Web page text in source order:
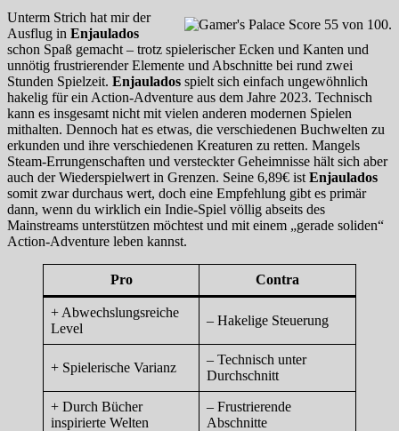
Unterm Strich hat mir der
Ausflug in Enjaulados
schon Spaß gemacht – trotz spielerischer Ecken und Kanten und
unnötig frustrierender Elemente und Abschnitte bei rund zwei
Stunden Spielzeit. Enjaulados spielt sich einfach ungewöhnlich
hakelig für ein Action-Adventure aus dem Jahre 2023. Technisch
kann es insgesamt nicht mit vielen anderen modernen Spielen
mithalten. Dennoch hat es etwas, die verschiedenen Buchwelten zu
erkunden und ihre verschiedenen Kreaturen zu retten. Mangels
Steam-Errungenschaften und versteckter Geheimnisse hält sich aber
auch der Wiederspielwert in Grenzen. Seine 6,89€ ist Enjaulados
somit zwar durchaus wert, doch eine Empfehlung gibt es primär
dann, wenn du wirklich ein Indie-Spiel völlig abseits des
Mainstreams unterstützen möchtest und mit einem „gerade soliden“
Action-Adventure leben kannst.
Pro Contra
+ Abwechslungsreiche
Level
– Hakelige Steuerung
+ Spielerische Varianz
– Technisch unter
Durchschnitt
+ Durch Bücher
inspirierte Welten
– Frustrierende
Abschnitte